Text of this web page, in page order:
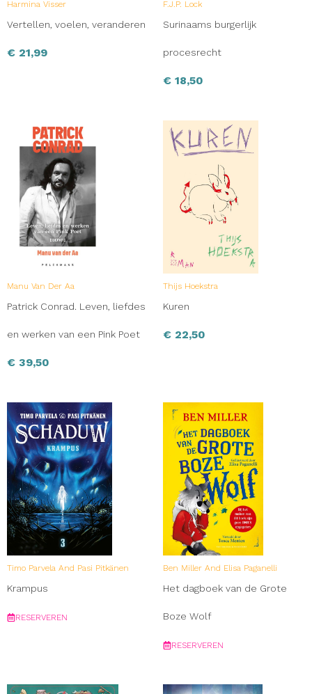
Harmina Visser
Vertellen, voelen, veranderen
€ 21,99
F.J.P. Lock
Surinaams burgerlijk
procesrecht
€ 18,50
Manu Van Der Aa
Patrick Conrad. Leven, liefdes
en werken van een Pink Poet
€ 39,50
Thijs Hoekstra
Kuren
€ 22,50
Timo Parvela And Pasi Pitkänen
Krampus
RESERVEREN
Ben Miller And Elisa Paganelli
Het dagboek van de Grote
Boze Wolf
RESERVEREN